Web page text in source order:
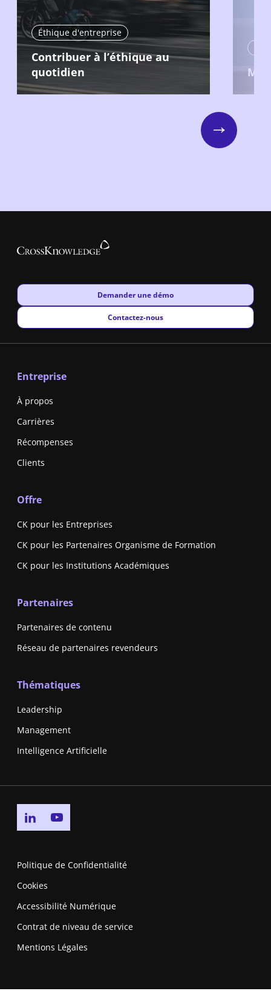
Éthique d'entreprise
Contribuer à l’éthique au
quotidien
Next
New window
Demander une démo
New window
Contactez-nous
Entreprise
À propos
Carrières
Récompenses
Clients
Offre
CK pour les Entreprises
CK pour les Partenaires Organisme de Formation
CK pour les Institutions Académiques
Partenaires
Partenaires de contenu
Réseau de partenaires revendeurs
Thématiques
Leadership
Management
Intelligence Artificielle
Go to linkedin page
Politique de Confidentialité
Cookies
Accessibilité Numérique
Contrat de niveau de service
Mentions Légales